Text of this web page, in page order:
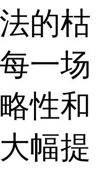
的枯
一场
性和
幅提